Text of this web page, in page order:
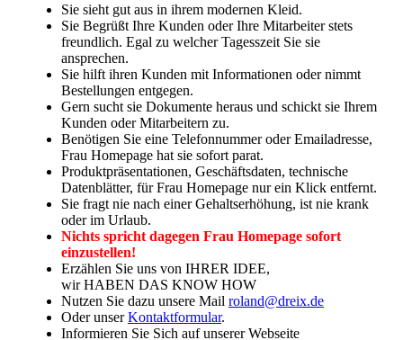
Sie sieht gut aus in ihrem modernen Kleid.
Sie Begrüßt Ihre Kunden oder Ihre Mitarbeiter stets
freundlich. Egal zu welcher Tagesszeit Sie sie
ansprechen.
Sie hilft ihren Kunden mit Informationen oder nimmt
Bestellungen entgegen.
Gern sucht sie Dokumente heraus und schickt sie Ihrem
Kunden oder Mitarbeitern zu.
Benötigen Sie eine Telefonnummer oder Emailadresse,
Frau Homepage hat sie sofort parat.
Produktpräsentationen, Geschäftsdaten, technische
Datenblätter, für Frau Homepage nur ein Klick entfernt.
Sie fragt nie nach einer Gehaltserhöhung, ist nie krank
oder im Urlaub.
Nichts spricht dagegen Frau Homepage sofort
einzustellen!
Erzählen Sie uns von IHRER IDEE,
wir HABEN DAS KNOW HOW
Nutzen Sie dazu unsere Mail roland@dreix.de
Oder unserKontaktformular.
Informieren Sie Sich auf unserer Webseite